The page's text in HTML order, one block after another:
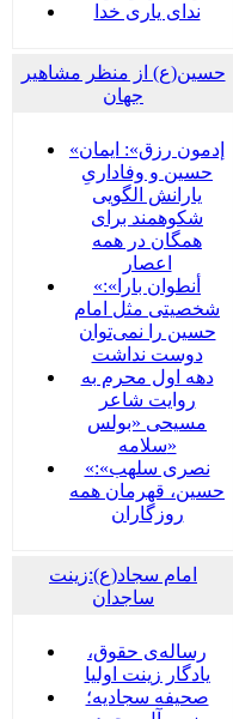
ندای یاری خدا
حسین(ع) از منظر مشاهیر
جهان
«إدمون رزق»: ایمان
حسین و وفاداریِ
یارانش الگویی
شکوهمند برای
همگان در همه
اعصار
«أنطوان بارا»:
شخصیتی مثل امام
حسین را نمی‌توان
دوست نداشت
دهه اول محرم به
روایت شاعر
مسیحی «بولس
سلامه»
«نصری سلهب»:
حسین، قهرمان همه
روزگاران
امام سجاد(ع):زینت
ساجدان
رساله‌ی حقوق،
یادگار زینت اولیا
صحیفه سجادیه؛